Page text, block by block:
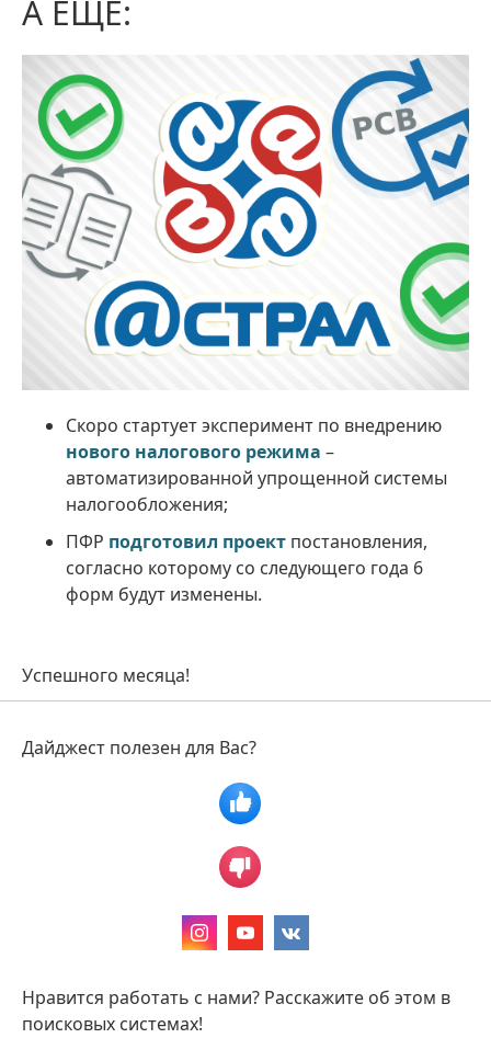
А ЕЩЕ:
Скоро стартует эксперимент по внедрению
нового налогового режима –
автоматизированной упрощенной системы
налогообложения;
ПФР подготовил проект постановления,
согласно которому со следующего года 6
форм будут изменены.
Успешного месяца!
Дайджест полезен для Вас?
Нравится работать с нами? Расскажите об этом в
поисковых системах!